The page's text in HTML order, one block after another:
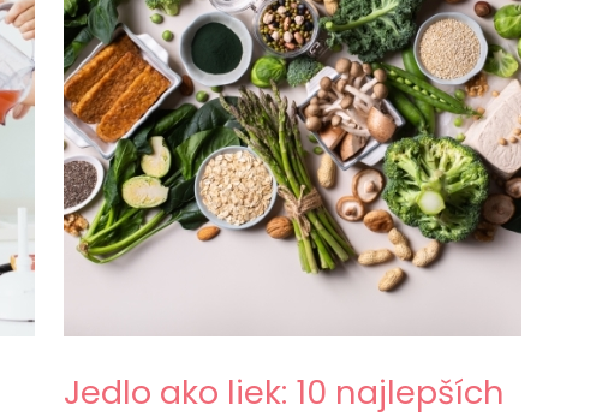
Jedlo ako liek: 10 najlepších